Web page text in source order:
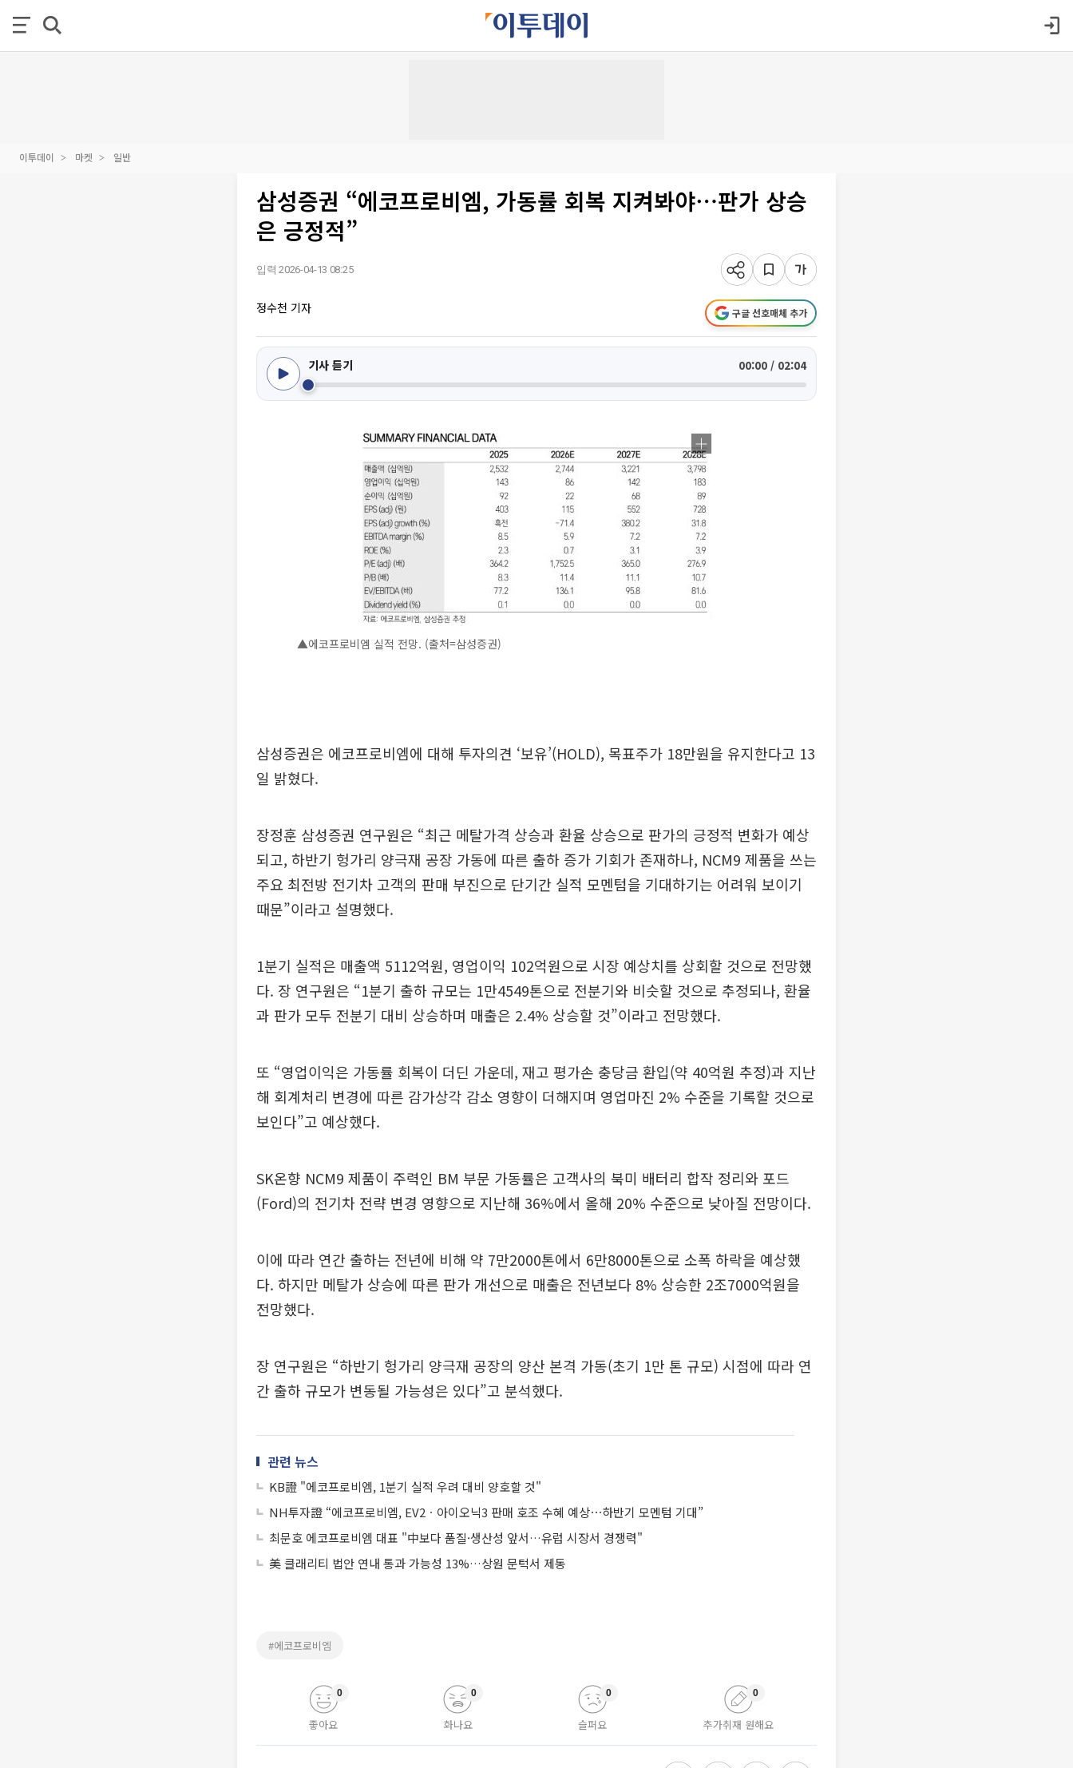
이투데이 마켓 일반
삼성증권 “에코프로비엠, 가동률 회복 지켜봐야⋯판가 상승
은 긍정적”
입력 2026-04-13 08:25
정수천 기자 구글 선호매체 추가
기사 듣기 00:00 / 02:04
▲에코프로비엠 실적 전망. (출처=삼성증권)
삼성증권은 에코프로비엠에 대해 투자의견 ‘보유’(HOLD), 목표주가 18만원을 유지한다고 13
일 밝혔다.
장정훈 삼성증권 연구원은 “최근 메탈가격 상승과 환율 상승으로 판가의 긍정적 변화가 예상
되고, 하반기 헝가리 양극재 공장 가동에 따른 출하 증가 기회가 존재하나, NCM9 제품을 쓰는
주요 최전방 전기차 고객의 판매 부진으로 단기간 실적 모멘텀을 기대하기는 어려워 보이기
때문”이라고 설명했다.
1분기 실적은 매출액 5112억원, 영업이익 102억원으로 시장 예상치를 상회할 것으로 전망했
다. 장 연구원은 “1분기 출하 규모는 1만4549톤으로 전분기와 비슷할 것으로 추정되나, 환율
과 판가 모두 전분기 대비 상승하며 매출은 2.4% 상승할 것”이라고 전망했다.
또 “영업이익은 가동률 회복이 더딘 가운데, 재고 평가손 충당금 환입(약 40억원 추정)과 지난
해 회계처리 변경에 따른 감가상각 감소 영향이 더해지며 영업마진 2% 수준을 기록할 것으로
보인다”고 예상했다.
SK온향 NCM9 제품이 주력인 BM 부문 가동률은 고객사의 북미 배터리 합작 정리와 포드
(Ford)의 전기차 전략 변경 영향으로 지난해 36%에서 올해 20% 수준으로 낮아질 전망이다.
이에 따라 연간 출하는 전년에 비해 약 7만2000톤에서 6만8000톤으로 소폭 하락을 예상했
다. 하지만 메탈가 상승에 따른 판가 개선으로 매출은 전년보다 8% 상승한 2조7000억원을
전망했다.
장 연구원은 “하반기 헝가리 양극재 공장의 양산 본격 가동(초기 1만 톤 규모) 시점에 따라 연
간 출하 규모가 변동될 가능성은 있다”고 분석했다.
관련 뉴스
KB證 "에코프로비엠, 1분기 실적 우려 대비 양호할 것"
NH투자證 “에코프로비엠, EV2ㆍ아이오닉3 판매 호조 수혜 예상⋯하반기 모멘텀 기대”
최문호 에코프로비엠 대표 "中보다 품질·생산성 앞서…유럽 시장서 경쟁력"
美 클래리티 법안 연내 통과 가능성 13%…상원 문턱서 제동
#에코프로비엠
좋아요
0
화나요
0
슬퍼요
0
추가취재 원해요
0